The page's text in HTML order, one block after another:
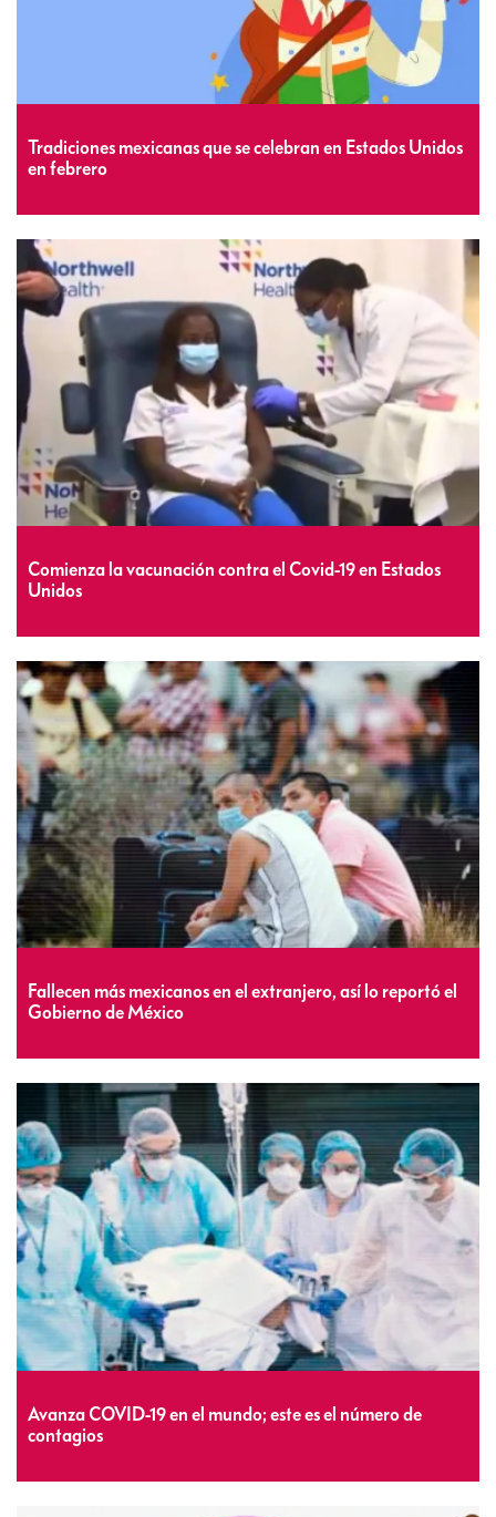
Tradiciones mexicanas que se celebran en Estados Unidos
en febrero
Comienza la vacunación contra el Covid-19 en Estados
Unidos
Fallecen más mexicanos en el extranjero, así lo reportó el
Gobierno de México
Avanza COVID-19 en el mundo; este es el número de
contagios